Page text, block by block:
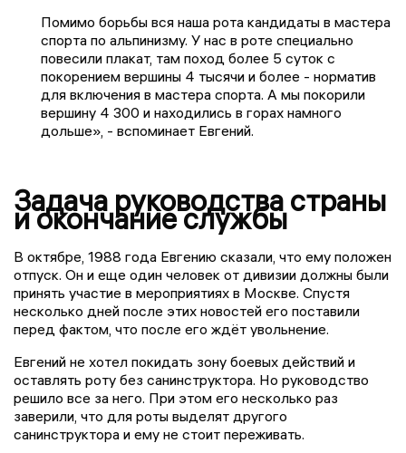
Помимо борьбы вся наша рота кандидаты в мастера
спорта по альпинизму. У нас в роте специально
повесили плакат, там поход более 5 суток с
покорением вершины 4 тысячи и более - норматив
для включения в мастера спорта. А мы покорили
вершину 4 300 и находились в горах намного
дольше», - вспоминает Евгений.
Задача руководства страны
и окончание службы
В октябре, 1988 года Евгению сказали, что ему положен
отпуск. Он и еще один человек от дивизии должны были
принять участие в мероприятиях в Москве. Спустя
несколько дней после этих новостей его поставили
перед фактом, что после его ждёт увольнение.
Евгений не хотел покидать зону боевых действий и
оставлять роту без санинструктора. Но руководство
решило все за него. При этом его несколько раз
заверили, что для роты выделят другого
санинструктора и ему не стоит переживать.